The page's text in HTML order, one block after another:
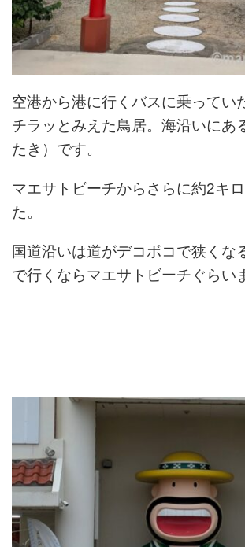
空港から港に行くバスに乗ってい
チラッとみえた鳥居。海沿いにあ
たき）です。
マエサトビーチからさらに約2キ
た。
国道沿いは道がデコボコで狭くな
で行くならマエサトビーチぐら